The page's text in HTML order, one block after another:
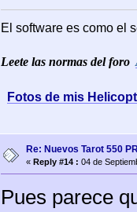
El software es como el
Leete las normas del foro
Fotos de mis
Re: Nuevos Tarot 550
« Reply #14 : 04 de
Pues parece